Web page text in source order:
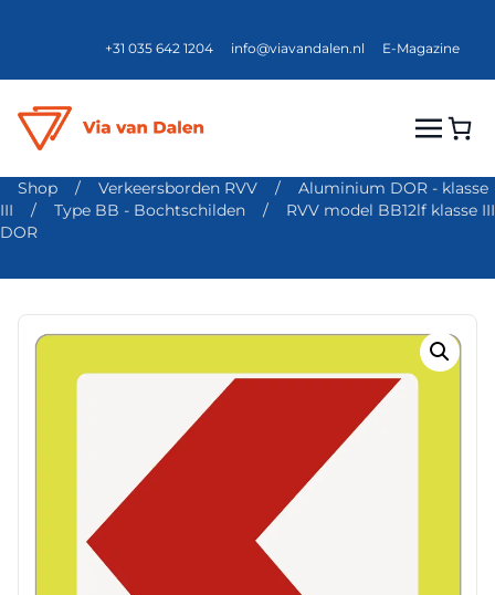
+31 035 642 1204 info@viavandalen.nl E-Magazine
Shop / Verkeersborden RVV /
Aluminium DOR - klasse
III
/ Type BB - Bochtschilden /
RVV model BB12lf klasse III
DOR